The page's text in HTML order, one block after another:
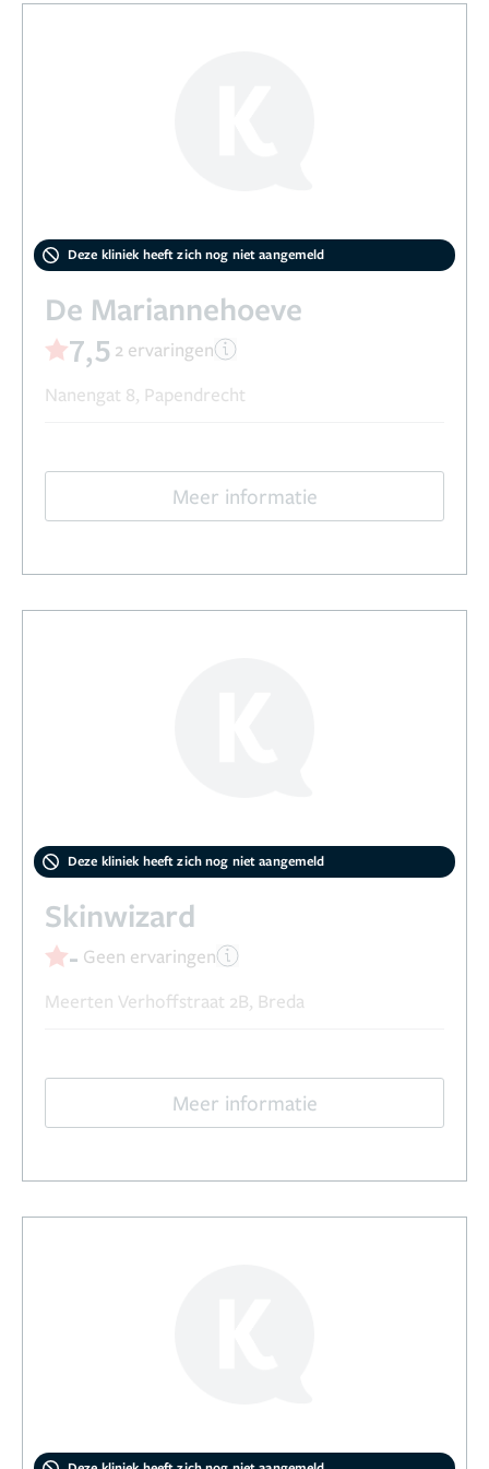
Deze kliniek heeft zich nog niet aangemeld
De Mariannehoeve
7,5 2 ervaringen
Nanengat 8, Papendrecht
Meer informatie
Deze kliniek heeft zich nog niet aangemeld
Skinwizard
- Geen ervaringen
Meerten Verhoffstraat 2B, Breda
Meer informatie